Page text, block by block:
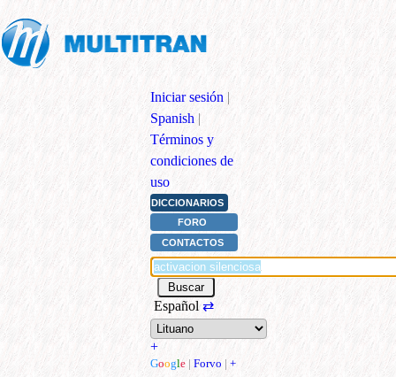
Iniciar sesión |
Spanish |
Términos y
condiciones de
uso
DICCIONARIOS
FORO
CONTACTOS
Español ⇄
+
Google | Forvo | +